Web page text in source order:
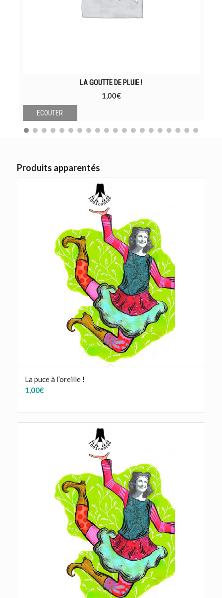
LA GOUTTE DE PLUIE !
1,00€
ECOUTER
Produits apparentés
La puce à l’oreille !
1,00€